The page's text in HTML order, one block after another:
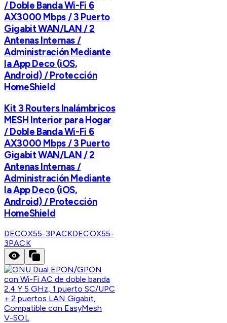
/ Doble Banda Wi-Fi 6
AX3000 Mbps / 3 Puerto
Gigabit WAN/LAN / 2
Antenas Internas /
Administración Mediante
la App Deco (iOS,
Android) / Protección
HomeShield
Kit 3 Routers Inalámbricos
MESH Interior para Hogar
/ Doble Banda Wi-Fi 6
AX3000 Mbps / 3 Puerto
Gigabit WAN/LAN / 2
Antenas Internas /
Administración Mediante
la App Deco (iOS,
Android) / Protección
HomeShield
DECOX55-3PACKDECOX55-
3PACK
V-SOL